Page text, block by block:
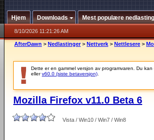
Hjem Downloads Mest populære
8/10/2026 11:21:26 AM
AfterDawn > Nedlastinger > Nettverk > Nettlesere >
Dette er en gammel versjon av programvaren. Du
ellerv60.0 (siste betaversjon)
Mozilla Firefox v11.0 Beta 6
Vista / Win10 / Win7 / Win8